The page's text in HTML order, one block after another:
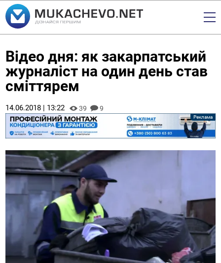
Відео дня: як закарпатський
журналіст на один день став
сміттярем
14.06.2018 | 13:22 39 9